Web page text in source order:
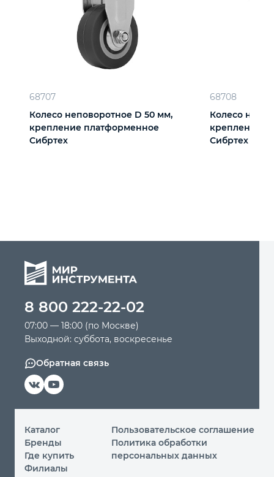
68707
Колесо неповоротное D 50 мм,
крепление платформенное
Сибртех
68708
Колесо
крепление платформенное
Сибртех
8 800 222-22-02
07:00 — 18:00 (по Москве)
Выходной: суббота, воскресенье
Обратная связь
Каталог
Бренды
Где купить
Филиалы
Пользовательское соглашение
Политика обработки
персональных данных